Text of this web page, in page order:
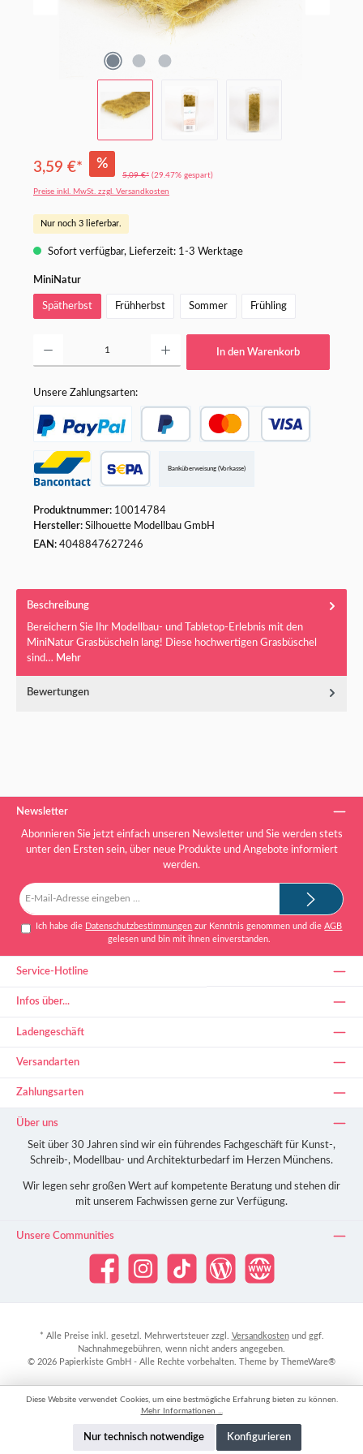
3,59 €* %
5,09 €* (29.47% gespart)
Preise inkl. MwSt. zzgl. Versandkosten
Nur noch 3 lieferbar.
Sofort verfügbar, Lieferzeit: 1-3 Werktage
MiniNaturauswählen
Spätherbst Frühherbst Sommer Frühling
In den Warenkorb
Unsere Zahlungsarten:
Banküberweisung (Vorkasse)
Produktnummer: 10014784
Hersteller: Silhouette Modellbau GmbH
EAN: 4048847627246
Beschreibung
Bereichern Sie Ihr Modellbau- und Tabletop-Erlebnis mit den
MiniNatur Grasbüscheln lang! Diese hochwertigen Grasbüschel
sind… Mehr
Bewertungen
Newsletter
Abonnieren Sie jetzt einfach unseren Newsletter und Sie werden stets
unter den Ersten sein, über neue Produkte und Angebote informiert
werden.
Ich habe die Datenschutzbestimmungen zur Kenntnis genommen und dieAGB
gelesen und bin mit ihnen einverstanden.
Service-Hotline
Infos über...
Ladengeschäft
Versandarten
Zahlungsarten
Über uns
Seit über 30 Jahren sind wir ein führendes Fachgeschäft für Kunst-,
Schreib-, Modellbau- und Architekturbedarf im Herzen Münchens.
Wir legen sehr großen Wert auf kompetente Beratung und stehen dir
mit unserem Fachwissen gerne zur Verfügung.
Unsere Communities
Facebook Instagram TikTok Blog Website
* Alle Preise inkl. gesetzl. Mehrwertsteuer zzgl. Versandkostenund ggf.
Nachnahmegebühren, wenn nicht anders angegeben.
© 2026 Papierkiste GmbH - Alle Rechte vorbehalten. Theme by ThemeWare®
Diese Website verwendet Cookies, um eine bestmögliche Erfahrung bieten zu können.
Mehr Informationen ...
Nur technisch notwendige Konfigurieren